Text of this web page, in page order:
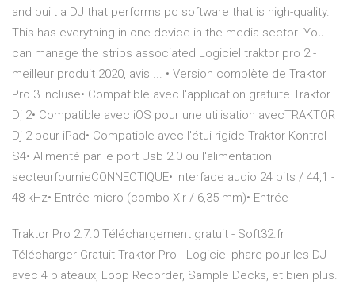
and built a DJ that performs pc software that is high-quality.
This has everything in one device in the media sector. You
can manage the strips associated Logiciel traktor pro 2 -
meilleur produit 2020, avis ... • Version complète de Traktor
Pro 3 incluse• Compatible avec l'application gratuite Traktor
Dj 2• Compatible avec iOS pour une utilisation avecTRAKTOR
Dj 2 pour iPad• Compatible avec l'étui rigide Traktor Kontrol
S4• Alimenté par le port Usb 2.0 ou l'alimentation
secteurfournieCONNECTIQUE• Interface audio 24 bits / 44,1 -
48 kHz• Entrée micro (combo Xlr / 6,35 mm)• Entrée
Traktor Pro 2.7.0 Téléchargement gratuit - Soft32.fr
Télécharger Gratuit Traktor Pro - Logiciel phare pour les DJ
avec 4 plateaux, Loop Recorder, Sample Decks, et bien plus.